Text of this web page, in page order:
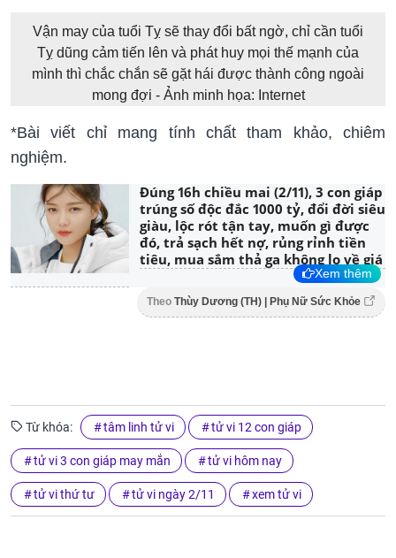
Vận may của tuổi Tỵ sẽ thay đổi bất ngờ, chỉ cần tuổi
Tỵ dũng cảm tiến lên và phát huy mọi thế mạnh của
mình thì chắc chắn sẽ gặt hái được thành công ngoài
mong đợi - Ảnh minh họa: Internet
*Bài viết chỉ mang tính chất tham khảo, chiêm
nghiệm.
Đúng 16h chiều mai (2/11), 3 con giáp
trúng số độc đắc 1000 tỷ, đổi đời siêu
giàu, lộc rót tận tay, muốn gì được
đó, trả sạch hết nợ, rủng rỉnh tiền
tiêu, mua sắm thả ga không lo về giá
Xem thêm
Theo Thùy Dương (TH) | Phụ Nữ Sức Khỏe
Từ khóa: tâm linh tử vi tử vi 12 con giáp
tử vi 3 con giáp may mắn tử vi hôm nay
tử vi thứ tư tử vi ngày 2/11 xem tử vi